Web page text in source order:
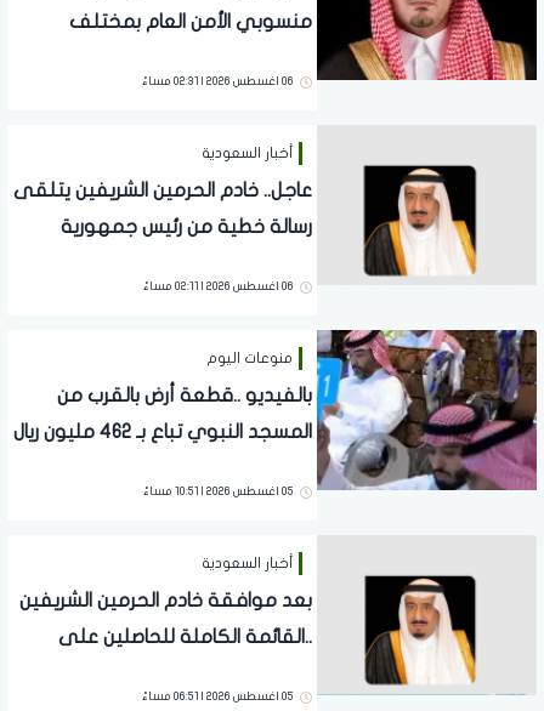
منسوبي الأمن العام بمختلف
06 اغسطس 2026 | 02:31 مساءً
أخبار السعودية
عاجل.. خادم الحرمين الشريفين يتلقى
رسالة خطية من رئيس جمهورية
06 اغسطس 2026 | 02:11 مساءً
منوعات اليوم
بالفيديو ..قطعة أرض بالقرب من
المسجد النبوي تباع بـ 462 مليون ريال
05 اغسطس 2026 | 10:51 مساءً
أخبار السعودية
بعد موافقة خادم الحرمين الشريفين
..القائمة الكاملة للحاصلين على
05 اغسطس 2026 | 06:51 مساءً